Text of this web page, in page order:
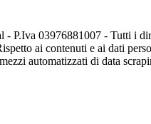
P.Iva 03976881007 - Tutti i
ai contenuti e ai dati
automatizzati di data